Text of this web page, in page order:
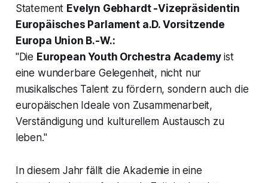
Statement Evelyn Gebhardt -Vizepräsidentin
Europäisches Parlament a.D. Vorsitzende
Europa Union B.-W.:
"Die European Youth Orchestra Academyist
eine wunderbare Gelegenheit, nicht nur
musikalisches Talent zu fördern, sondern auch die
europäischen Ideale von Zusammenarbeit,
Verständigung und kulturellem Austausch zu
leben."
In diesem Jahr fällt die Akademie in eine